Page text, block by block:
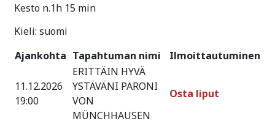
Kesto n.1h 15 min
Kieli: suomi
Ajankohta Tapahtuman nimi Ilmoittautuminen
11.12.2026
19:00
ERITTÄIN HYVÄ
YSTÄVÄNI PARONI
VON
MÜNCHHAUSEN
Osta liput